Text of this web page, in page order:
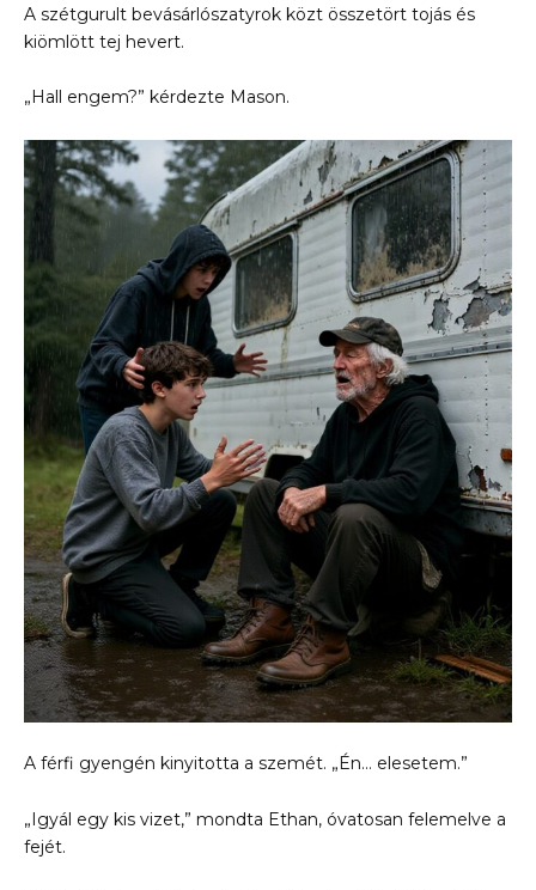
A szétgurult bevásárlószatyrok közt összetört tojás és
kiömlött tej hevert.
„Hall engem?” kérdezte Mason.
A férfi gyengén kinyitotta a szemét. „Én… elesetem.”
„Igyál egy kis vizet,” mondta Ethan, óvatosan felemelve a
fejét.